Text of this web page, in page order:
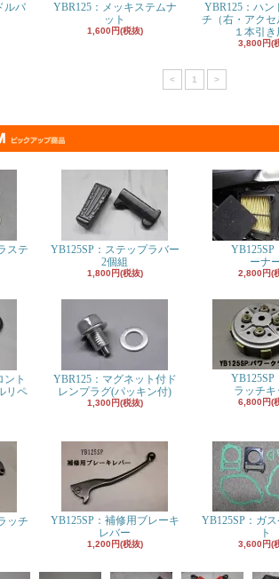
ルバ
YBR125：メッキステムナ
ット
1,600円(税抜)
YBR125：ハン
チ（右・アクセ
１本引き
3,800円(
< 1 >
ステ
YB125SP：ステップラバー
2個組
1,800円(税抜)
YB125SP
ーナ
2,800円(
ント
リペ
YBR125：マグネット付ド
レンプラグ(パッキン付)
1,300円(税抜)
YB125SP
ラッチキ
6,800円(
ッチ
YB125SP：補修用ブレーキ
レバー
1,200円(税抜)
YB125SP：ガ
ト
3,600円(